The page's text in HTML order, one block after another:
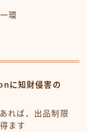
環
に知財侵害の
れば、出品制限
ます